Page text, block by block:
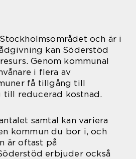
och är i
kan Söderstöd
Genom kommunal
i flera av
få tillgång till
reducerad kostnad.
samtal kan variera
kommun du bor i, och
är oftast på
erbjuder också